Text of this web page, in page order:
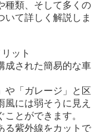
種類、そして多くの
いて詳しく解説しま
ット
成された簡易的な車
や「ガレージ」と区
風には弱そうに見え
とができます。
る紫外線をカットで